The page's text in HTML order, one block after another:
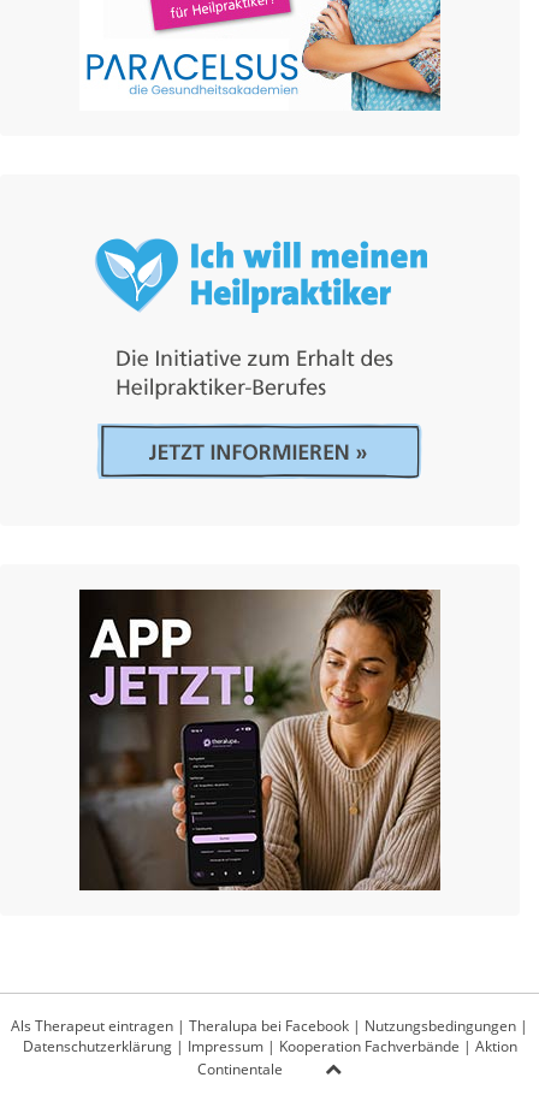
Als Therapeut eintragen | Theralupa bei Facebook | Nutzungsbedingungen |
Datenschutzerklärung| Impressum| Kooperation Fachverbände | Aktion
Continentale